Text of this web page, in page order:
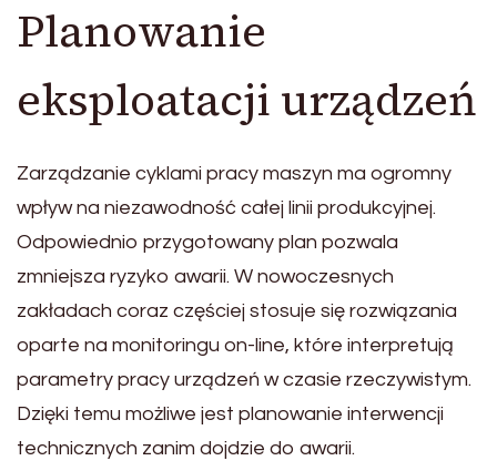
Planowanie
eksploatacji urządzeń
Zarządzanie cyklami pracy maszyn ma ogromny
wpływ na niezawodność całej linii produkcyjnej.
Odpowiednio przygotowany plan pozwala
zmniejsza ryzyko awarii. W nowoczesnych
zakładach coraz częściej stosuje się rozwiązania
oparte na monitoringu on-line, które interpretują
parametry pracy urządzeń w czasie rzeczywistym.
Dzięki temu możliwe jest planowanie interwencji
technicznych zanim dojdzie do awarii.